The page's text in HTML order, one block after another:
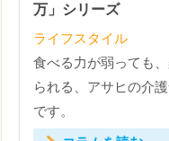
万」シリーズ
ライフスタイル
食べる力が弱っても
られる、アサヒの介
です。